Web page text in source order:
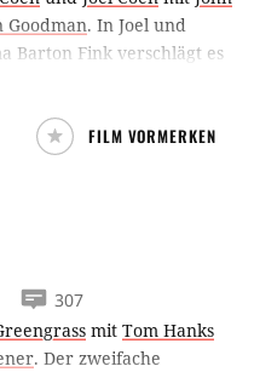
Goodman. In Joel und
Barton Fink verschlägt es
er ihr entkommen kann?
FILM VORMERKEN
307
mit Tom Hanks
. Der zweifache